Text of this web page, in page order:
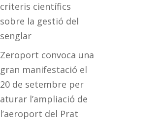
criteris científics
sobre la gestió del
senglar
Zeroport convoca una
gran manifestació el
20 de setembre per
aturar l’ampliació de
l’aeroport del Prat